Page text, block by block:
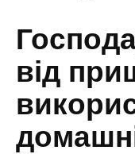
від